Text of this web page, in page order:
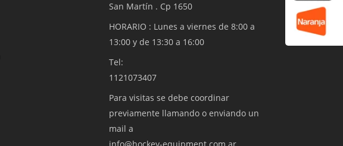
San Martín . Cp 1650
HORARIO : Lunes a viernes de 8:00 a
13:00 y de 13:30 a 16:00
Tel:
1121073407
Para visitas se debe coordinar
previamente llamando o enviando un
mail a